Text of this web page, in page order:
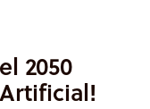
2050